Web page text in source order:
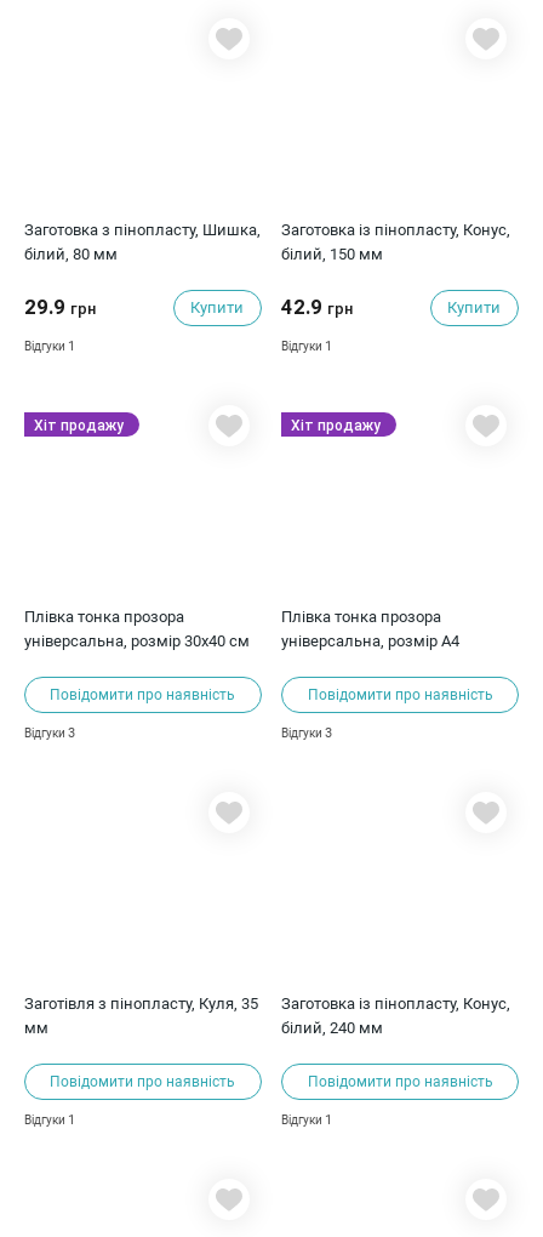
Заготовка з пінопласту, Шишка,
білий, 80 мм
29.9 грн Купити
Відгуки 1
Заготовка із пінопласту, Конус,
білий, 150 мм
42.9 грн Купити
Відгуки 1
Плівка тонка прозора
універсальна, розмір 30х40 см
Повідомити про наявність
Відгуки 3
Хіт продажу
Плівка тонка прозора
універсальна, розмір А4
Повідомити про наявність
Відгуки3
Хіт продажу
Заготівля з пінопласту, Куля, 35
мм
Повідомити про наявність
Відгуки 1
Заготовка із пінопласту, Конус,
білий, 240 мм
Повідомити про наявність
Відгуки 1